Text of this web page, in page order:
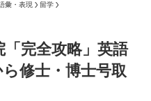
彙・表現 留学
完全攻略」英語
修士・博士号取